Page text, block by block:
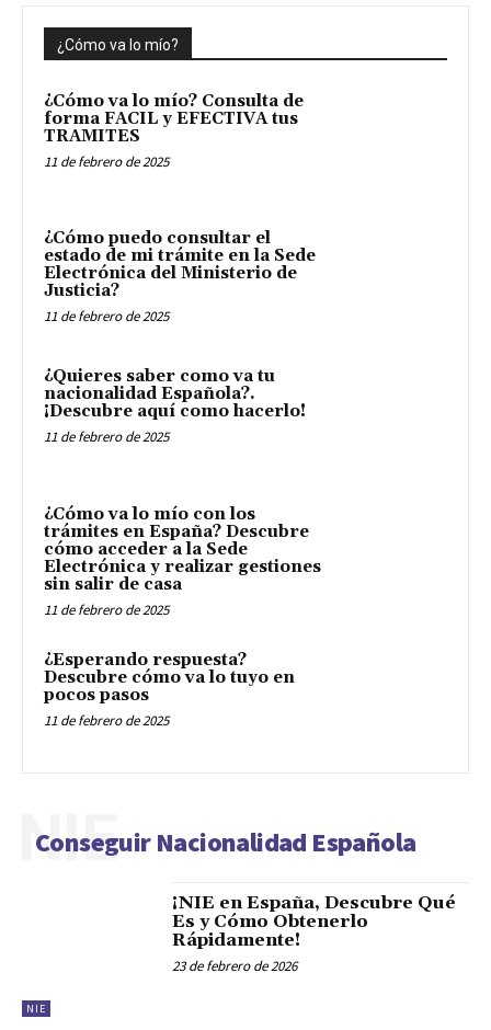
¿Cómo va lo mío?
¿Cómo va lo mío? Consulta de
forma FACIL y EFECTIVA tus
TRAMITES
11 de febrero de 2025
¿Cómo puedo consultar el
estado de mi trámite en la Sede
Electrónica del Ministerio de
Justicia?
11 de febrero de 2025
¿Quieres saber como va tu
nacionalidad Española?.
¡Descubre aquí como hacerlo!
11 de febrero de 2025
¿Cómo va lo mío con los
trámites en España? Descubre
cómo acceder a la Sede
Electrónica y realizar gestiones
sin salir de casa
11 de febrero de 2025
¿Esperando respuesta?
Descubre cómo va lo tuyo en
pocos pasos
11 de febrero de 2025
Conseguir Nacionalidad Española
NIE
NIE
¡NIE en España, Descubre Qué
Es y Cómo Obtenerlo
Rápidamente!
23 de febrero de 2026